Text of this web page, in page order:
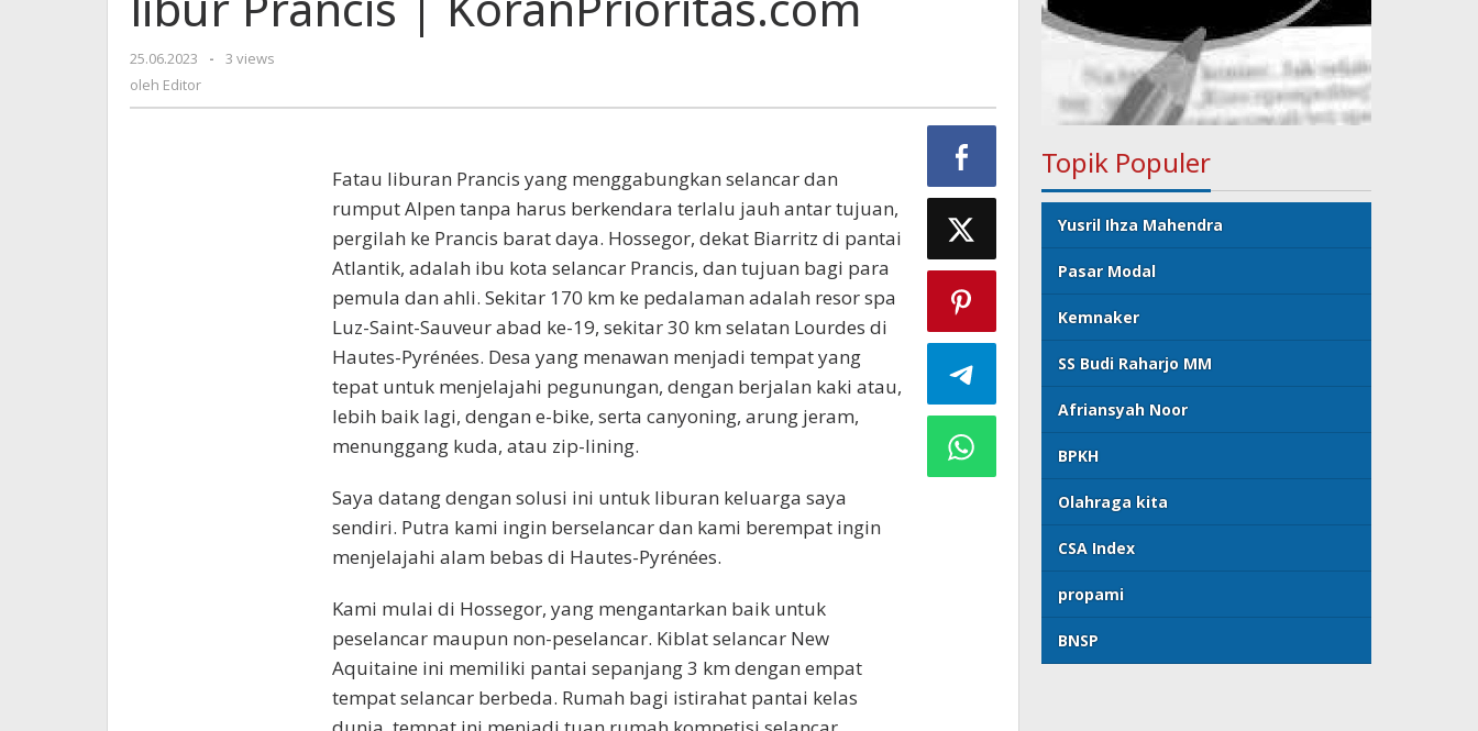
barat
libur
KoranPrioritas.com
25.06.2023
oleh
-
3 views
oleh Editor
Fatau liburan Prancis yang menggabungkan selancar dan
rumput Alpen tanpa harus berkendara terlalu jauh antar tujuan,
pergilah ke Prancis barat daya. Hossegor, dekat Biarritz di pantai
Atlantik, adalah ibu kota selancar Prancis, dan tujuan bagi para
pemula dan ahli. Sekitar 170 km ke pedalaman adalah resor spa
Luz-Saint-Sauveur abad ke-19, sekitar 30 km selatan Lourdes di
Hautes-Pyrénées. Desa yang menawan menjadi tempat yang
tepat untuk menjelajahi pegunungan, dengan berjalan kaki atau,
lebih baik lagi, dengan e-bike, serta canyoning, arung jeram,
menunggang kuda, atau zip-lining.
Saya datang dengan solusi ini untuk liburan keluarga saya
sendiri. Putra kami ingin berselancar dan kami berempat ingin
menjelajahi alam bebas di Hautes-Pyrénées.
Kami mulai di Hossegor, yang mengantarkan baik untuk
peselancar maupun non-peselancar. Kiblat selancar New
Aquitaine ini memiliki pantai sepanjang 3 km dengan empat
tempat selancar berbeda. Rumah bagi istirahat pantai kelas
Topik Populer
Yusril Ihza Mahendra
Pasar Modal
Kemnaker
SS Budi Raharjo MM
Afriansyah Noor
BPKH
Olahraga kita
CSA Index
propami
BNSP